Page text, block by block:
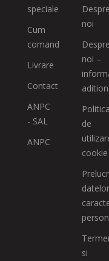
speciale
Cum
comand
Livrare
Contact
ANPC
- SAL
ANPC
Despre
noi
Despre
noi –
Politica
de
cookie
si